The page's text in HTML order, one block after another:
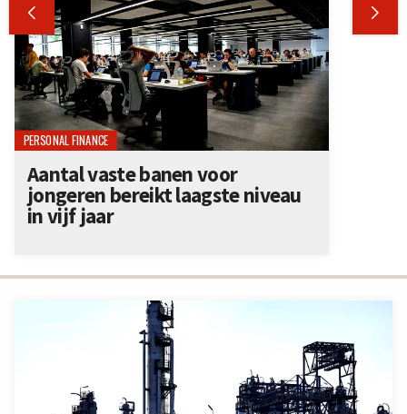
 
PERSONAL FINANCE
Aantal vaste banen voor
jongeren bereikt laagste niveau
in vijf jaar